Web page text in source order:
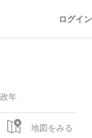
ログイン
年
地図をみる